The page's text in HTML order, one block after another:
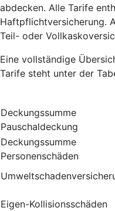
abdecken. Alle Tarife
Haftpflichtversicherung.
Teil- oder
Eine vollständige
Tarife steht unter der
Deckungssumme
Pauschaldeckung
Deckungssumme
Personenschäden
Eigen-Kollisionsschäden